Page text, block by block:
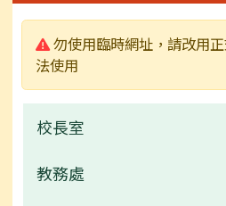
警告:
勿使用臨時網址，請改用
法使用
校長室
業務職掌
教務處